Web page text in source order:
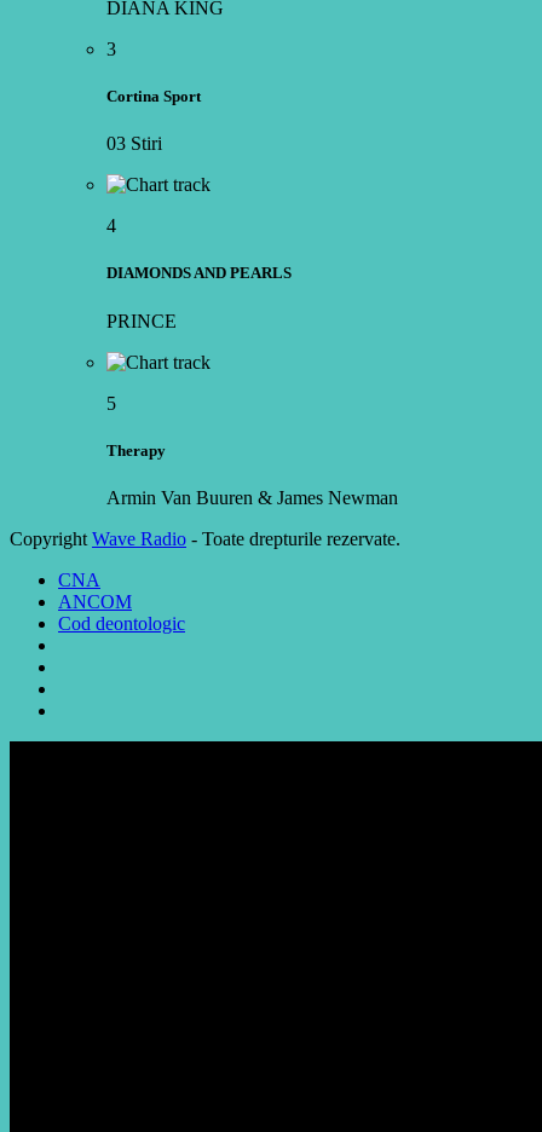
DIANA KING
3
Cortina Sport
03 Stiri
4
DIAMONDS AND PEARLS
PRINCE
5
Therapy
Armin Van Buuren & James Newman
Copyright Wave Radio - Toate drepturile rezervate.
CNA
ANCOM
Cod deontologic